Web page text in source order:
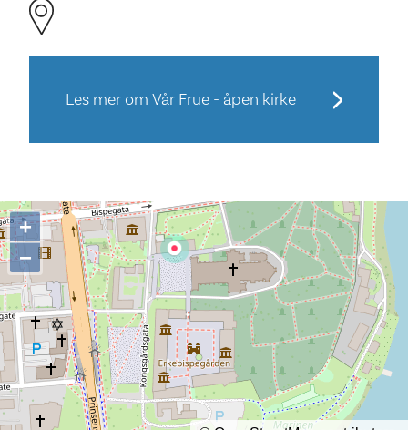
Les mer om Vår Frue - åpen kirke
+
−